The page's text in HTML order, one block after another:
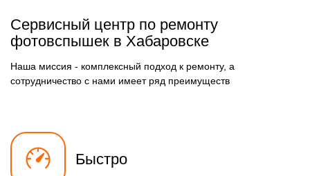
Сервисный центр по ремонту
фотовспышек в Хабаровске
Наша миссия - комплексный подход к ремонту, а
сотрудничество с нами имеет ряд преимуществ
Быстро